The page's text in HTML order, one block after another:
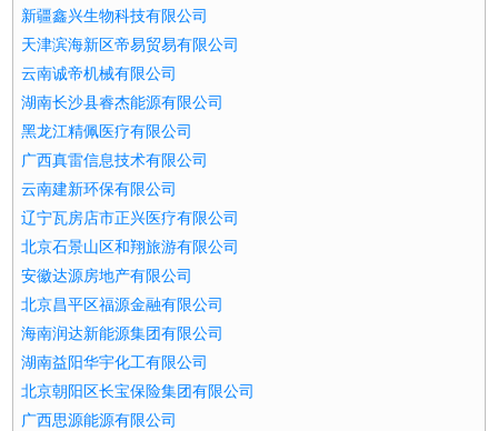
新疆鑫兴生物科技有限公司
天津滨海新区帝易贸易有限公司
云南诚帝机械有限公司
湖南长沙县睿杰能源有限公司
黑龙江精佩医疗有限公司
广西真雷信息技术有限公司
云南建新环保有限公司
辽宁瓦房店市正兴医疗有限公司
北京石景山区和翔旅游有限公司
安徽达源房地产有限公司
北京昌平区福源金融有限公司
海南润达新能源集团有限公司
湖南益阳华宇化工有限公司
北京朝阳区长宝保险集团有限公司
广西思源能源有限公司